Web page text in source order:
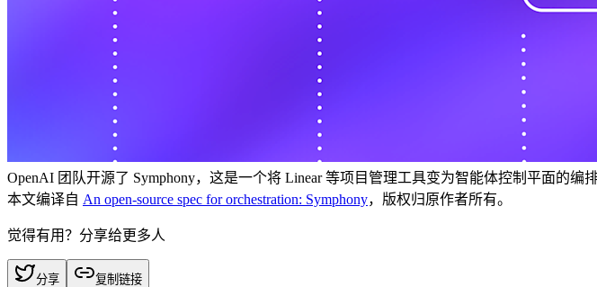
OpenAI 团队开源了 Symphony，这是一个将 Linear 等项目管理工具变为智能体控制平面的
本文编译自 An open-source spec for orchestration: Symphony，版权归原作者所有。
觉得有用？分享给更多人
分享 复制链接